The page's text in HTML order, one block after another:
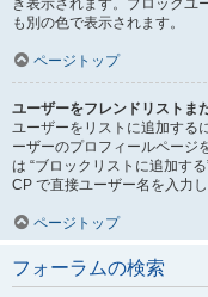
き表示されます。ブロックユ
も別の色で表示されます。
ページトップ
ユーザーをフレンドリストま
ユーザーをリストに追加する
ーザーのプロフィールページ
は “ブロックリストに追加す
CP で直接ユーザー名を入力
ページトップ
フォーラムの検索